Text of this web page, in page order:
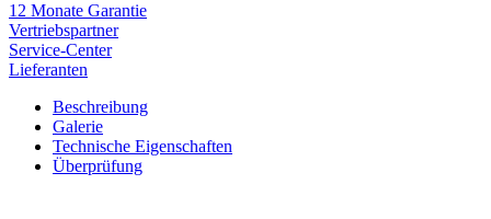
12 Monate Garantie
Vertriebspartner
Service-Center
Lieferanten
Beschreibung
Galerie
Technische Eigenschaften
Überprüfung